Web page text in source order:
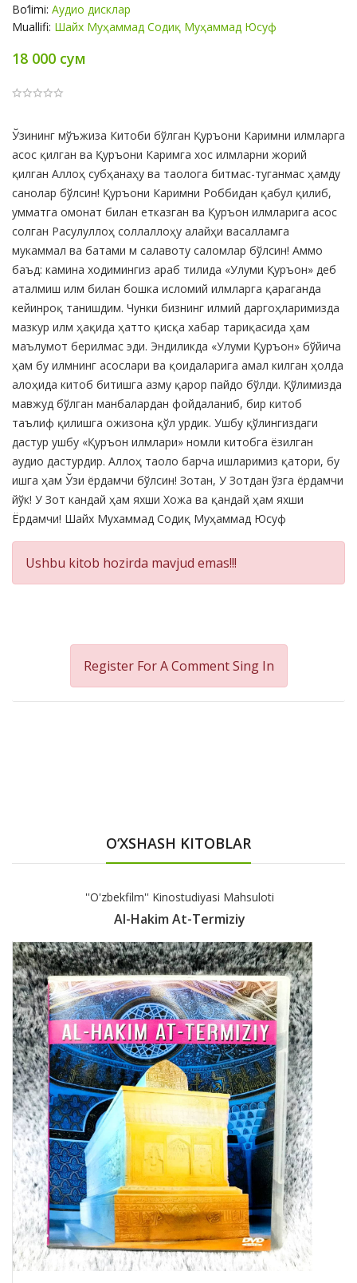
Bo‘limi: Аудио дисклар
Muallifi: Шайх Муҳаммад Содиқ Муҳаммад Юсуф
18 000 сум
Product
Summery
Ўзининг мўъжиза Китоби бўлган Қуръони Каримни илмларга
асос қилган ва Қуръони Каримга хос илмларни жорий
қилган Аллоҳ субҳанаҳу ва таолога битмас-туганмас ҳамду
санолар бўлсин! Қуръони Каримни Роббидан қабул қилиб,
умматга омонат билан етказган ва Қуръон илмларига асос
солган Расулуллоҳ соллаллоҳу алайҳи васалламга
мукаммал ва батами м салавоту саломлар бўлсин! Аммо
баъд: камина ходимингиз араб тилида «Улуми Қуръон» деб
аталмиш илм билан бошка исломий илмларга қараганда
кейинроқ танишдим. Чунки бизнинг илмий даргоҳларимизда
мазкур илм ҳақида ҳатто қисқа хабар тариқасида ҳам
маълумот берилмас эди. Эндиликда «Улуми Қуръон» бўйича
ҳам бу илмнинг асослари ва қоидаларига амал килган ҳолда
алоҳида китоб битишга азму қарор пайдо бўлди. Қўлимизда
мавжуд бўлган манбалардан фойдаланиб, бир китоб
таълиф қилишга ожизона қўл урдик. Ушбу қўлингиздаги
дастур ушбу «Қуръон илмлари» номли китобга ёзилган
аудио дастурдир. Аллоҳ таоло барча ишларимиз қатори, бу
ишга ҳам Ўзи ёрдамчи бўлсин! Зотан, У Зотдан ўзга ёрдамчи
йўк! У Зот кандай ҳам яхши Хожа ва қандай ҳам яхши
Ёрдамчи! Шайх Мухаммад Содиқ Муҳаммад Юсуф
Ushbu kitob hozirda mavjud emas!!!
Register For A CommentSing In
O‘XSHASH KITOBLAR
''O'zbekfilm'' Kinostudiyasi Mahsuloti
Al-Hakim At-Termiziy